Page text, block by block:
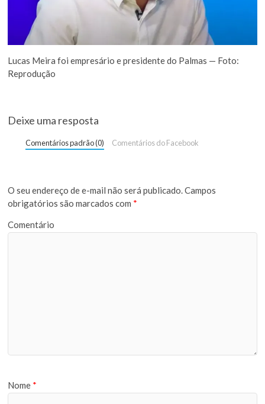
Lucas Meira foi empresário e presidente do Palmas — Foto:
Reprodução
Deixe uma resposta
Comentários padrão (0) Comentários do Facebook
O seu endereço de e-mail não será publicado.Campos
obrigatórios são marcados com *
Comentário
Nome *